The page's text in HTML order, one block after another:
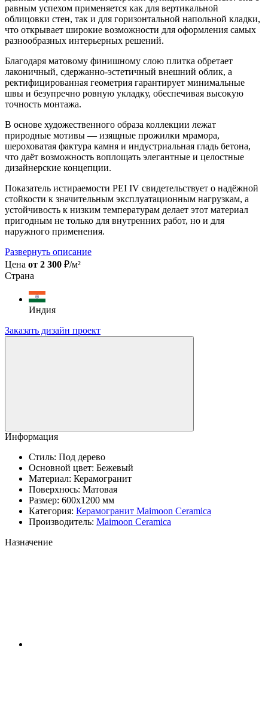
равным успехом применяется как для вертикальной
облицовки стен, так и для горизонтальной напольной кладки,
что открывает широкие возможности для оформления самых
разнообразных интерьерных решений.
Благодаря матовому финишному слою плитка обретает
лаконичный, сдержанно-эстетичный внешний облик, а
ректифицированная геометрия гарантирует минимальные
швы и безупречно ровную укладку, обеспечивая высокую
точность монтажа.
В основе художественного образа коллекции лежат
природные мотивы — изящные прожилки мрамора,
шероховатая фактура камня и индустриальная гладь бетона,
что даёт возможность воплощать элегантные и целостные
дизайнерские концепции.
Показатель истираемости PEI IV свидетельствует о надёжной
стойкости к значительным эксплуатационным нагрузкам, а
устойчивость к низким температурам делает этот материал
пригодным не только для внутренних работ, но и для
наружного применения.
Развернуть описание
Цена от 2 300 ₽/м²
Страна
Индия
Заказать дизайн проект
Информация
Стиль: Под дерево
Основной цвет: Бежевый
Материал: Керамогранит
Поверхнось: Матовая
Размер: 600x1200 мм
Категория: Керамогранит Maimoon Ceramica
Производитель: Maimoon Ceramica
Назначение